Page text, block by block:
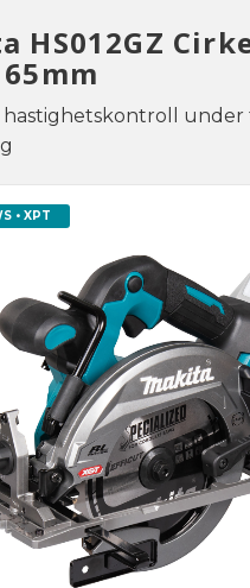
HS012GZ
hastighetskontroll under
• XPT